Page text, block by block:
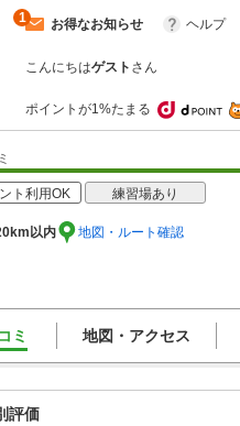
お得なお知らせ
1 ヘルプ
こんにちはゲスト さん
ポイントが1%たまる
ト利用OK 練習場あり
以内 地図・ルート確認
ミ 地図・アクセス
評価